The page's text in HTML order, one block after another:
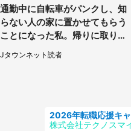
通勤中に自転車がパンクし、知
らない人の家に置かせてもらう
ことになった私。帰りに取りに
行くと、なんと...（東京都・40
代女性）
Jタウンネット読者
株式会社テクノスマ